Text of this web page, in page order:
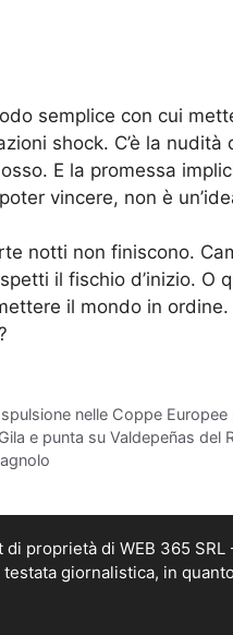
semplice con cui
shock. C’è la nudità
E la promessa
vincere, non è
notti non finiscono.
il fischio d’inizio. O
il mondo in
nelle Coppe
e punta su Valdepeñas
proprietà di WEB 365 SRL
giornalistica, in